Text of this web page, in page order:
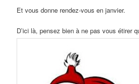
Et vous donne rendez-vous en janvier.
D’ici là, pensez bien à ne pas vous étirer